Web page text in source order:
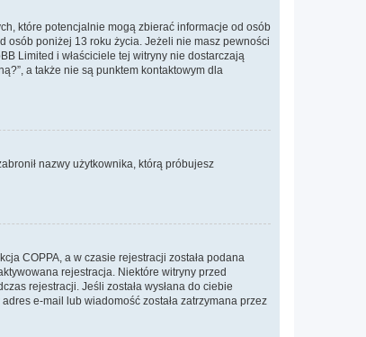
które potencjalnie mogą zbierać informacje od osób
osób poniżej 13 roku życia. Jeżeli nie masz pewności
Limited i właściciele tej witryny nie dostarczają
a także nie są punktem kontaktowym dla
nazwy użytkownika, którą próbujesz
COPPA, a w czasie rejestracji została podana
rejestracja. Niektóre witryny przed
rejestracji. Jeśli została wysłana do ciebie
e-mail lub wiadomość została zatrzymana przez